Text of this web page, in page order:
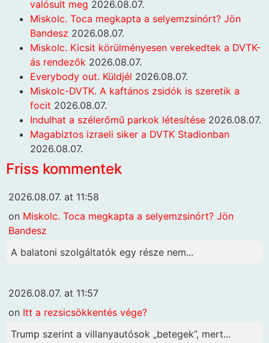
valósult meg 2026.08.07.
Miskolc. Toca megkapta a selyemzsinórt? Jön
Bandesz 2026.08.07.
Miskolc. Kicsit körülményesen verekedtek a DVTK-
ás rendezők 2026.08.07.
Everybody out. Küldjél 2026.08.07.
Miskolc-DVTK. A kaftános zsidók is szeretik a
focit 2026.08.07.
Indulhat a szélerőmű parkok létesítése 2026.08.07.
Magabiztos izraeli siker a DVTK Stadionban
2026.08.07.
Friss kommentek
2026.08.07. at 11:58
on Miskolc. Toca megkapta a selyemzsinórt? Jön
Bandesz
A balatoni szolgáltatók egy része nem...
2026.08.07. at 11:57
on Itt a rezsicsökkentés vége?
Trump szerint a villanyautósok „betegek”, mert...